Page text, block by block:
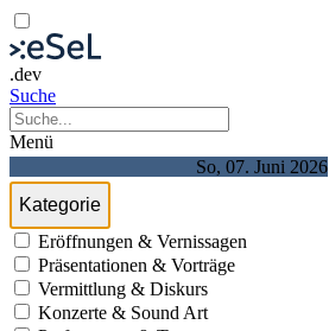
.dev
Suche
Menü
So, 07. Juni 2026
Kategorie
Eröffnungen & Vernissagen
Präsentationen & Vorträge
Vermittlung & Diskurs
Konzerte & Sound Art